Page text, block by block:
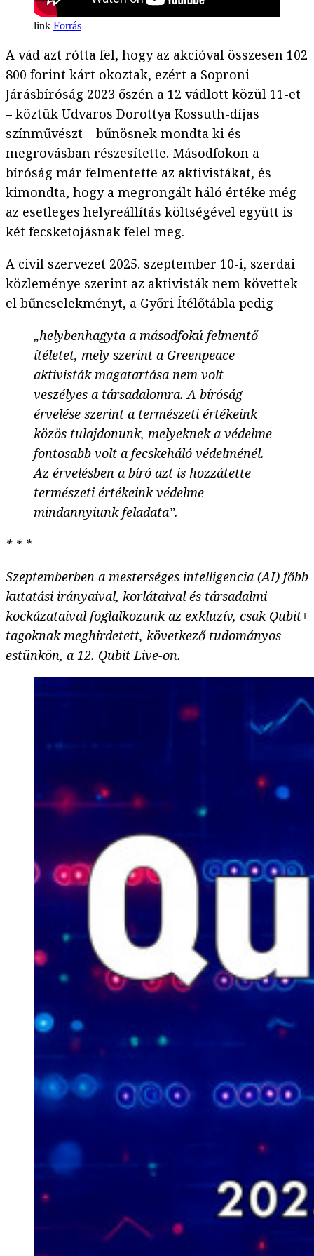
Forrás
A vád azt rótta fel, hogy az akcióval összesen 102
800 forint kárt okoztak, ezért a Soproni
Járásbíróság 2023 őszén a 12 vádlott közül 11-et
– köztük Udvaros Dorottya Kossuth-díjas
színművészt – bűnösnek mondta ki és
megrovásban részesítette. Másodfokon a
bíróság már felmentette az aktivistákat, és
kimondta, hogy a megrongált háló értéke még
az esetleges helyreállítás költségével együtt is
két fecsketojásnak felel meg.
A civil szervezet 2025. szeptember 10-i, szerdai
közleménye szerint az aktivisták nem követtek
el bűncselekményt, a Győri Ítélőtábla pedig
„helybenhagyta a másodfokú felmentő
ítéletet, mely szerint a Greenpeace
aktivisták magatartása nem volt
veszélyes a társadalomra. A bíróság
érvelése szerint a természeti értékeink
közös tulajdonunk, melyeknek a védelme
fontosabb volt a fecskeháló védelménél.
Az érvelésben a bíró azt is hozzátette
természeti értékeink védelme
mindannyiunk feladata”.
* * *
Szeptemberben a mesterséges intelligencia (AI) főbb
kutatási irányaival, korlátaival és társadalmi
kockázataival foglalkozunk az exkluzív, csak Qubit+
tagoknak meghirdetett, következő tudományos
estünkön, a 12. Qubit Live-on.